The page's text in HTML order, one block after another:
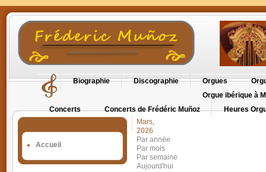
Biographie Discographie Orgues
Orgue ibérique à
Concerts
Concerts de Frédéric Muñoz
Heures
Accueil
Mars,
2026
Par année
Par mois
Par semaine
Aujourd'hui